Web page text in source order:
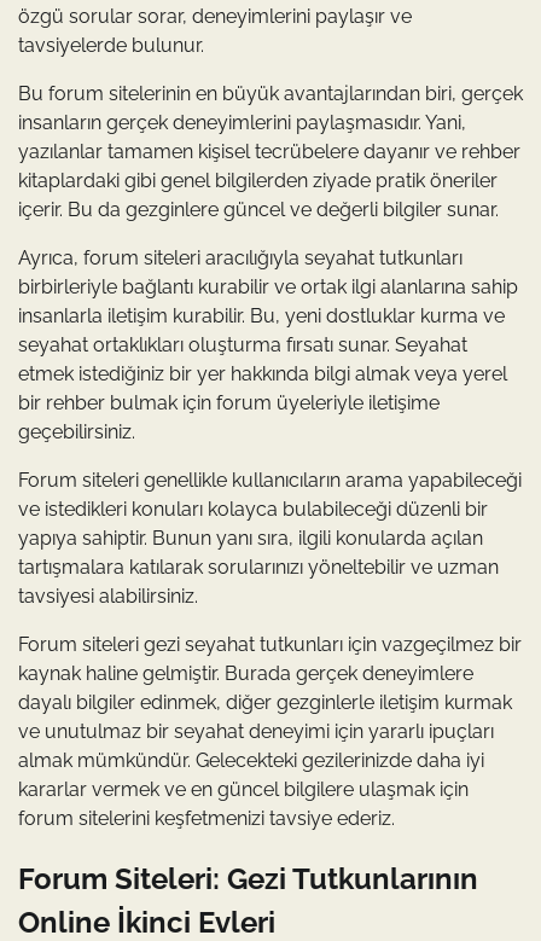
özgü sorular sorar, deneyimlerini paylaşır ve
tavsiyelerde bulunur.
Bu forum sitelerinin en büyük avantajlarından biri, gerçek
insanların gerçek deneyimlerini paylaşmasıdır. Yani,
yazılanlar tamamen kişisel tecrübelere dayanır ve rehber
kitaplardaki gibi genel bilgilerden ziyade pratik öneriler
içerir. Bu da gezginlere güncel ve değerli bilgiler sunar.
Ayrıca, forum siteleri aracılığıyla seyahat tutkunları
birbirleriyle bağlantı kurabilir ve ortak ilgi alanlarına sahip
insanlarla iletişim kurabilir. Bu, yeni dostluklar kurma ve
seyahat ortaklıkları oluşturma fırsatı sunar. Seyahat
etmek istediğiniz bir yer hakkında bilgi almak veya yerel
bir rehber bulmak için forum üyeleriyle iletişime
geçebilirsiniz.
Forum siteleri genellikle kullanıcıların arama yapabileceği
ve istedikleri konuları kolayca bulabileceği düzenli bir
yapıya sahiptir. Bunun yanı sıra, ilgili konularda açılan
tartışmalara katılarak sorularınızı yöneltebilir ve uzman
tavsiyesi alabilirsiniz.
Forum siteleri gezi seyahat tutkunları için vazgeçilmez bir
kaynak haline gelmiştir. Burada gerçek deneyimlere
dayalı bilgiler edinmek, diğer gezginlerle iletişim kurmak
ve unutulmaz bir seyahat deneyimi için yararlı ipuçları
almak mümkündür. Gelecekteki gezilerinizde daha iyi
kararlar vermek ve en güncel bilgilere ulaşmak için
forum sitelerini keşfetmenizi tavsiye ederiz.
Forum Siteleri: Gezi Tutkunlarının
Online İkinci Evleri